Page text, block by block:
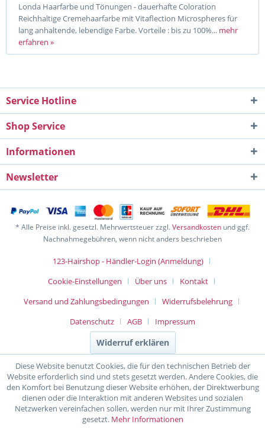
Londa Haarfarbe und Tönungen - dauerhafte Coloration
Reichhaltige Cremehaarfarbe mit Vitaflection Microspheres für
lang anhaltende, lebendige Farbe. Vorteile : bis zu 100%... mehr
erfahren »
Service Hotline
Shop Service
Informationen
Newsletter
* Alle Preise inkl. gesetzl. Mehrwertsteuer zzgl.Versandkosten und ggf.
Nachnahmegebühren, wenn nicht anders beschrieben
123-Hairshop - Händler-Login (Anmeldung)
Cookie-Einstellungen
Über uns
Kontakt
Versand und Zahlungsbedingungen
Widerrufsbelehrung
Datenschutz
AGB Impressum
Widerruf erklären
Diese Website benutzt Cookies, die für den technischen Betrieb der
Website erforderlich sind und stets gesetzt werden. Andere Cookies, die
den Komfort bei Benutzung dieser Website erhöhen, der Direktwerbung
dienen oder die Interaktion mit anderen Websites und sozialen
Netzwerken vereinfachen sollen, werden nur mit Ihrer Zustimmung
gesetzt. Mehr Informationen